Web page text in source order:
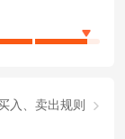
入、卖出规则